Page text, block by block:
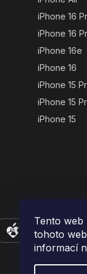
Tento
tohoto
informací
iPhone 16
iPhone 16
iPhone 16e
iPhone 16
iPhone 15
iPhone 15
iPhone 15